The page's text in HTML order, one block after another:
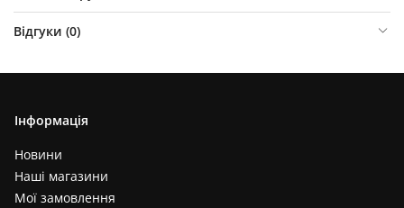
Відгуки (0)
Інформація
Новини
Наші магазини
Мої замовлення